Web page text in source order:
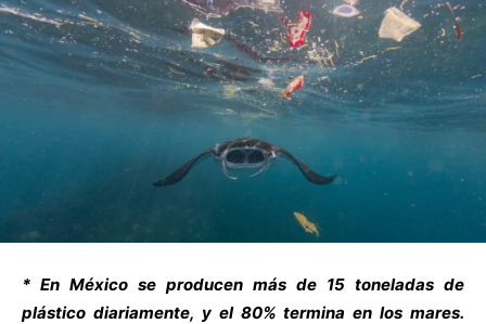
* En México se producen más de 15 toneladas de
plástico diariamente, y el 80% termina en los mares.